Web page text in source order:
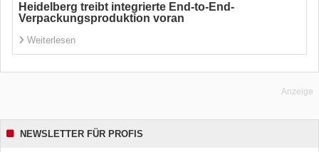
Heidelberg treibt integrierte End-to-End-
Verpackungsproduktion voran
Weiterlesen
Anzeige
NEWSLETTER FÜR PROFIS